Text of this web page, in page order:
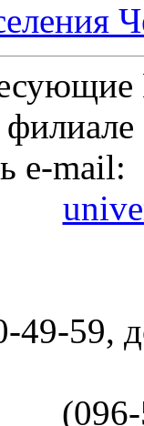
e-mail:
49-59,